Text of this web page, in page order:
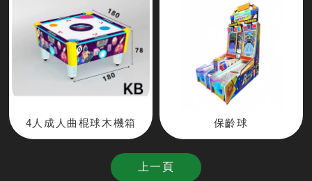
4人成人曲棍球木機箱 保齡球
上一頁